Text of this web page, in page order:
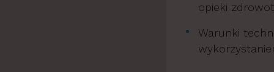
opieki
Warunki